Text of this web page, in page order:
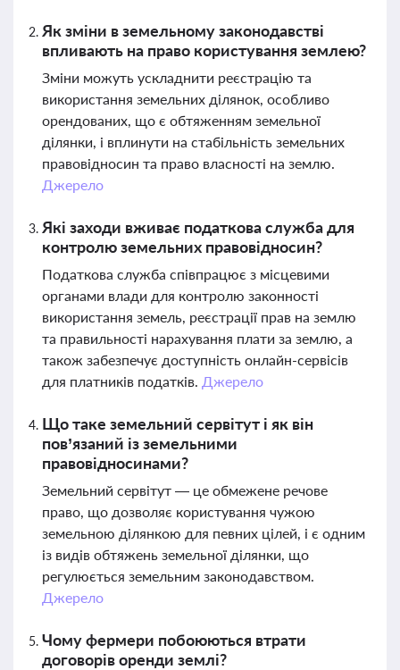
Як зміни в земельному законодавстві
впливають на право користування землею?
Зміни можуть ускладнити реєстрацію та
використання земельних ділянок, особливо
орендованих, що є обтяженням земельної
ділянки, і вплинути на стабільність земельних
правовідносин та право власності на землю.
Джерело
Які заходи вживає податкова служба для
контролю земельних правовідносин?
Податкова служба співпрацює з місцевими
органами влади для контролю законності
використання земель, реєстрації прав на землю
та правильності нарахування плати за землю, а
також забезпечує доступність онлайн-сервісів
для платників податків. Джерело
Що таке земельний сервітут і як він
пов’язаний із земельними
правовідносинами?
Земельний сервітут — це обмежене речове
право, що дозволяє користування чужою
земельною ділянкою для певних цілей, і є одним
із видів обтяжень земельної ділянки, що
регулюється земельним законодавством.
Джерело
Чому фермери побоюються втрати
договорів оренди землі?